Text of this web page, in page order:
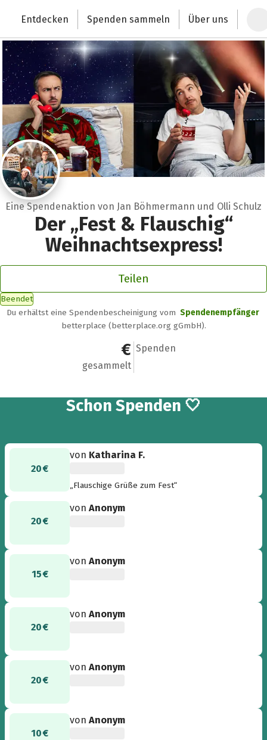
Deutschlands größte Spendenplattform
Entdecken Spenden sammeln Über uns
Eine Spendenaktion von Jan Böhmermann und Olli Schulz
Der „Fest & Flauschig“
Weihnachtsexpress!
Teilen
Beendet
Du erhältst eine Spendenbescheinigung vom Spendenempfänger
betterplace (betterplace.org gGmbH).
35.735,84 €
gesammelt
929
Spenden
Schon 929
Spenden 🤍
20 €
von Katharina F.
„Flauschige Grüße zum Fest“
20 €
vonAnonym
15 €
vonAnonym
20 €
vonAnonym
20 €
vonAnonym
10 €
vonAnonym